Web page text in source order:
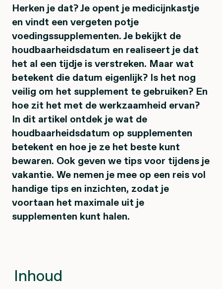
Herken je dat? Je opent je medicijnkastje
en vindt een vergeten potje
voedingssupplementen. Je bekijkt de
houdbaarheidsdatum en realiseert je dat
het al een tijdje is verstreken. Maar wat
betekent die datum eigenlijk? Is het nog
veilig om het supplement te gebruiken? En
hoe zit het met de werkzaamheid ervan?
In dit artikel ontdek je wat de
houdbaarheidsdatum op supplementen
betekent en hoe je ze het beste kunt
bewaren. Ook geven we tips voor tijdens je
vakantie. We nemen je mee op een reis vol
handige tips en inzichten, zodat je
voortaan het maximale uit je
supplementen kunt halen.
Inhoud